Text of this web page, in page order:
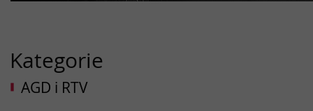
Kategorie
AGD i RTV